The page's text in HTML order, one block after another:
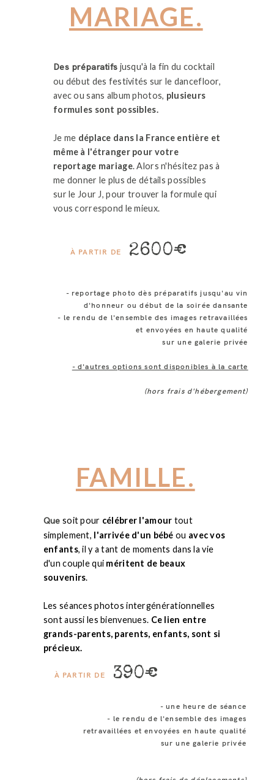
MARIAGE.
FAMILLE.
Que soit pour célébrer l'amour tout
simplement, l'arrivée d'un bébé ou avec vos
enfants, il y a tant de moments dans la vie
d'un couple qui méritent de beaux
souvenirs.
Les séances photos intergénérationnelles
sont aussi les bienvenues. Ce lien entre
grands-parents, parents, enfants, sont si
précieux.
Des préparatifs jusqu'à la fin du cocktail
ou début des festivités sur le dancefloor,
avec ou sans album photos, plusieurs
formules sont possibles.
Je me déplace dans la France entière et
même à l'étranger pour votre
reportage mariage. Alors n'hésitez pas à
me donner le plus de détails possibles
sur le Jour J, pour trouver la formule qui
vous correspond le mieux.
390€
2600€
À PARTIR DE
- une heure de séance
- le rendu de l'ensemble des images
retravaillées et envoyées en haute qualité
sur une galerie privée
- reportage photo dès préparatifs jusqu'au vin
d'honneur ou début de la soirée dansante
- le rendu de l'ensemble des images retravaillées
et envoyées en haute qualité
sur une galerie privée
- d'autres options sont disponibles à la carte
(hors frais d'hébergement)
À PARTIR DE